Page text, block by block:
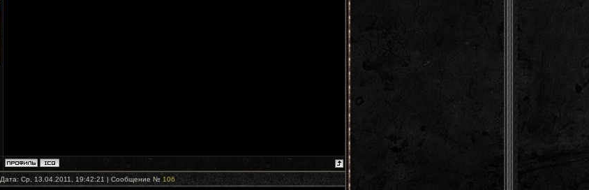
Дата: Ср, 13.04.2011, 19:42:21 | Сообщение № 106